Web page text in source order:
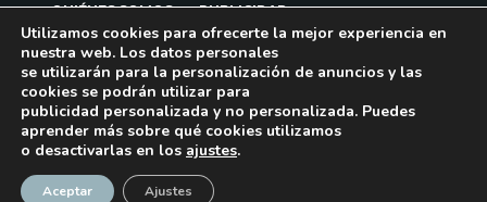
QUIÉNES SOMOS PUBLICIDAD
AVISO LEGAL
POLÍTICA DE COOKIES
POLÍTICA DE PRIVACIDAD
CONTACTO
¡Suscríbase!
Utilizamos cookies para ofrecerte la mejor experiencia en
nuestra web. Los datos personales
se utilizarán para la personalización de anuncios y las
cookies se podrán utilizar para
publicidad personalizada y no personalizada. Puedes
aprender más sobre qué cookies utilizamos
o desactivarlas en los ajustes.
Aceptar Ajustes